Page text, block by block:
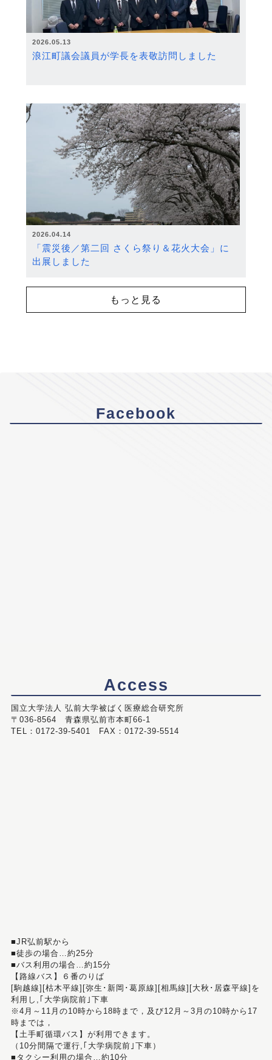
2026.05.13
浪江町議会議員が学長を表敬訪問しました
2026.04.14
「震災後／第二回 さくら祭り＆花火大会」に
出展しました
もっと見る
Facebook
Access
国立大学法人 弘前大学被ばく医療総合研究所
〒036-8564 青森県弘前市本町66-1
TEL：0172-39-5401 FAX：0172-39-5514
■JR弘前駅から
■徒歩の場合…約25分
■バス利用の場合…約15分
【路線バス】６番のりば
[駒越線][枯木平線][弥生･新岡･葛原線][相馬線][大秋･居森平線]を
利用し,｢大学病院前｣下車
※4月～11月の10時から18時まで，及び12月～3月の10時から17
時までは，
【土手町循環バス】が利用できます。
（10分間隔で運行,｢大学病院前｣下車）
■タクシー利用の場合…約10分